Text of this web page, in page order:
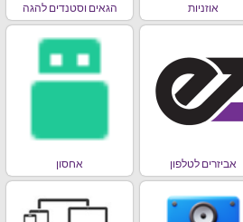
אוזניות הגאים וסטנדים להגה
אביזרים לטלפון אחסון